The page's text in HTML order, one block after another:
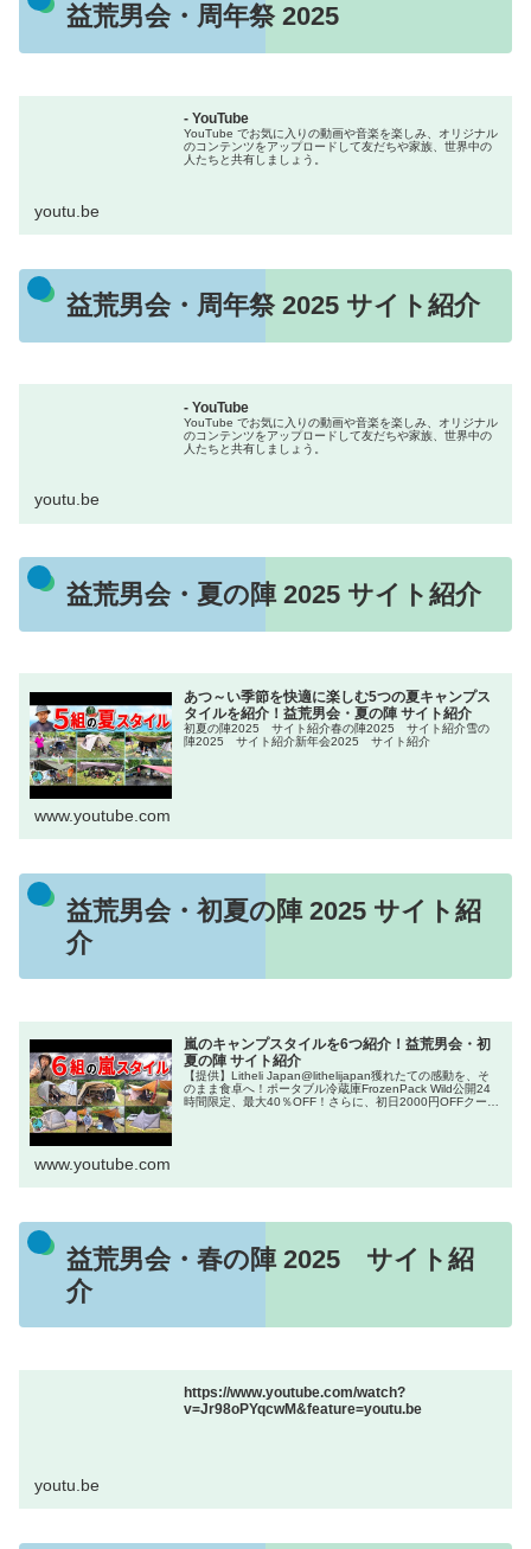
益荒男会・周年祭 2025
- YouTube
YouTube でお気に入りの動画や音楽を楽しみ、オリジナル
のコンテンツをアップロードして友だちや家族、世界中の
人たちと共有しましょう。
youtu.be
益荒男会・周年祭 2025 サイト紹介
- YouTube
YouTube でお気に入りの動画や音楽を楽しみ、オリジナル
のコンテンツをアップロードして友だちや家族、世界中の
人たちと共有しましょう。
youtu.be
益荒男会・夏の陣 2025 サイト紹介
あつ～い季節を快適に楽しむ5つの夏キャンプス
タイルを紹介！益荒男会・夏の陣 サイト紹介
初夏の陣2025 サイト紹介春の陣2025 サイト紹介雪の
陣2025 サイト紹介新年会2025 サイト紹介
www.youtube.com
益荒男会・初夏の陣 2025 サイト紹
介
嵐のキャンプスタイルを6つ紹介！益荒男会・初
夏の陣 サイト紹介
【提供】Litheli Japan@lithelijapan獲れたての感動を、そ
のまま食卓へ！ポータブル冷蔵庫FrozenPack Wild公開24
時間限定、最大40％OFF！さらに、初日2000円OFFクーポ
www.youtube.com
益荒男会・春の陣 2025 サイト紹
介
https://www.youtube.com/watch?
v=Jr98oPYqcwM&feature=youtu.be
youtu.be